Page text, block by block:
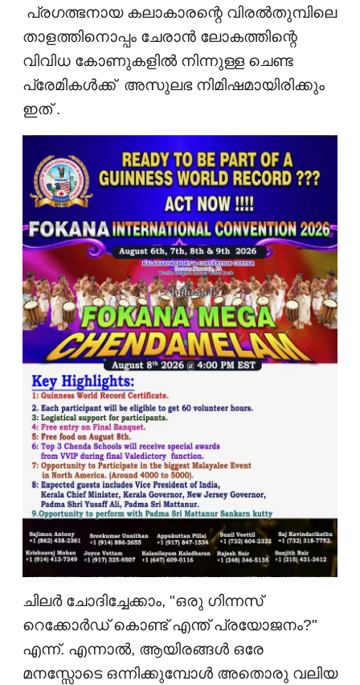
പ്രഗത്ഭനായ കലാകാരന്റെ വിരൽതുമ്പിലെ
താളത്തിനൊപ്പം ചേരാൻ ലോകത്തിന്റെ
വിവിധ കോണുകളിൽ നിന്നുള്ള ചെണ്ട
പ്രേമികൾക്ക് അസുലഭ നിമിഷമായിരിക്കും
ഇത് .
ചിലർ ചോദിച്ചേക്കാം, "ഒരു ഗിന്നസ്
റെക്കോർഡ് കൊണ്ട് എന്ത് പ്രയോജനം?"
എന്ന്. എന്നാൽ, ആയിരങ്ങൾ ഒരേ
മനസ്സോടെ ഒന്നിക്കുമ്പോൾ അതൊരു വലിയ